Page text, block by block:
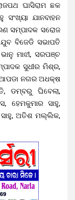
ଘାସିରାମ ଛକ
ଯାନବାହନ
ସମ୍ପାଦକ ସରୋଜ
ବିଜେଡି ସଭାପତି
ମାଝୀ, ସରପଞ୍ଚ
ସୁଧୀର ମିଶ୍ର,
ନଗର ଅଧକ୍ଷ
ଡମ୍ବରୁ ଘିବେଲା,
ହେମକୁମାର ସାହୁ,
ସାହୁ, ଅତିଶ ମଲ୍ଲିକ,